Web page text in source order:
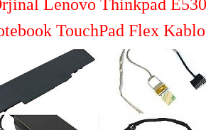
Lenovo Thinkpad
TouchPad Flex